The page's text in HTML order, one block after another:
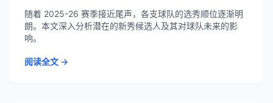
随着 2025-26 赛季接近尾声，各支球队的选秀顺位逐渐明
朗。本文深入分析潜在的新秀候选人及其对球队未来的影
响。
阅读全文 →